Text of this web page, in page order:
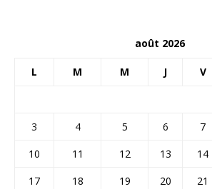
août 2026
L M M J V
3
4 5 6 7
10
11 12 13 14
17
18 19 20 21